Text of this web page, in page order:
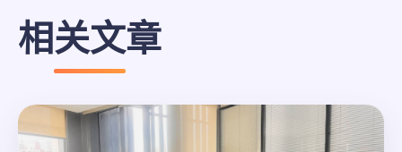
相关文章